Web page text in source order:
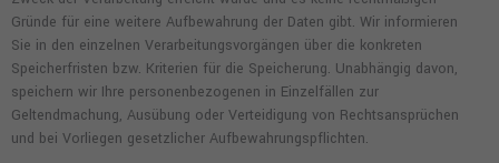
Gründe für eine weitere Aufbewahrung der Daten gibt. Wir informieren
Sie in den einzelnen Verarbeitungsvorgängen über die konkreten
Speicherfristen bzw. Kriterien für die Speicherung. Unabhängig davon,
speichern wir Ihre personenbezogenen in Einzelfällen zur
Geltendmachung, Ausübung oder Verteidigung von Rechtsansprüchen
und bei Vorliegen gesetzlicher Aufbewahrungspflichten.